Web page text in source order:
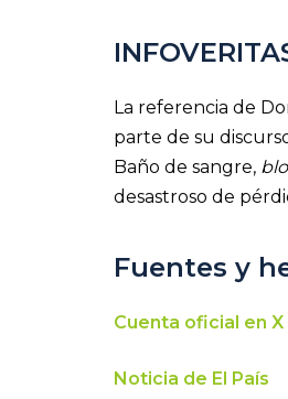
La referencia de
parte de su
Baño de sangre,
desastroso de
Fuentes y
Cuenta oficial en X
Noticia de El País